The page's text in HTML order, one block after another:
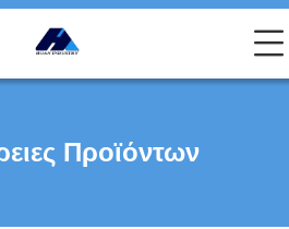
Προϊόντων